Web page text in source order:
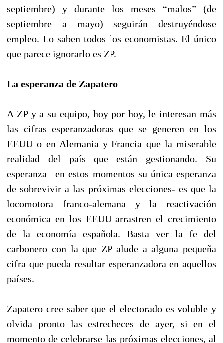
septiembre) y durante los meses “malos” (de
septiembre a mayo) seguirán destruyéndose
empleo. Lo saben todos los economistas. El único
que parece ignorarlo es ZP.
La esperanza de Zapatero
A ZP y a su equipo, hoy por hoy, le interesan más
las cifras esperanzadoras que se generen en los
EEUU o en Alemania y Francia que la miserable
realidad del país que están gestionando. Su
esperanza –en estos momentos su única esperanza
de sobrevivir a las próximas elecciones- es que la
locomotora franco-alemana y la reactivación
económica en los EEUU arrastren el crecimiento
de la economía española. Basta ver la fe del
carbonero con la que ZP alude a alguna pequeña
cifra que pueda resultar esperanzadora en aquellos
países.
Zapatero cree saber que el electorado es voluble y
olvida pronto las estrecheces de ayer, si en el
momento de celebrarse las próximas elecciones, al